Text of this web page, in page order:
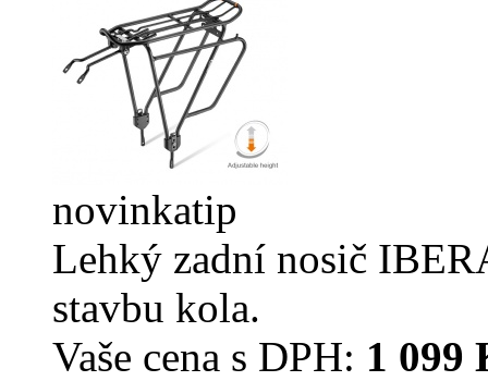
novinkatip
Lehký zadní nosič
stavbu kola.
Vaše cena s DPH: 1 099